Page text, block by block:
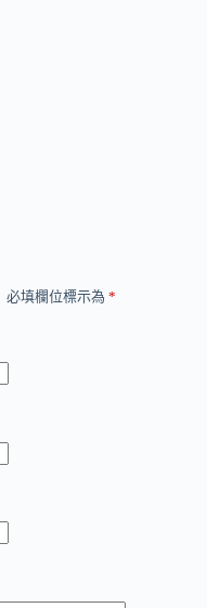
必填欄位標示為 *